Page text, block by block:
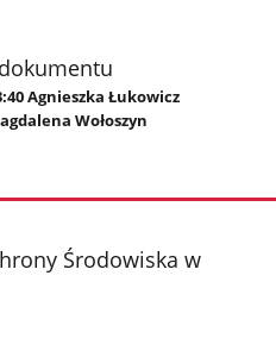
Agnieszka Łukowicz
Wołoszyn
Środowiska w